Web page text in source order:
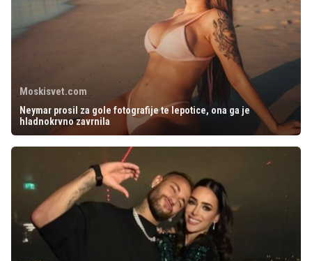
Moskisvet.com
Neymar prosil za gole fotografije te lepotice, ona ga je
hladnokrvno zavrnila